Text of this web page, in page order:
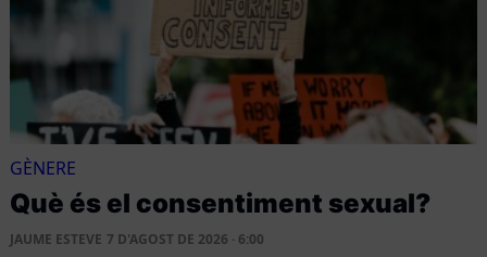
GÈNERE
Què és el consentiment sexual?
JAUME ESTEVE 7 D'AGOST DE 2026 · 6:00